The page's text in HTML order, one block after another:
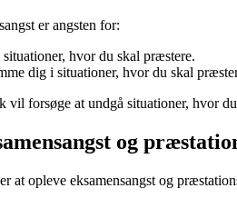
er angsten for:
hvor du skal præstere.
dig i situationer, hvor du skal
vil forsøge at undgå situationer, hvor
og
at opleve eksamensangst og